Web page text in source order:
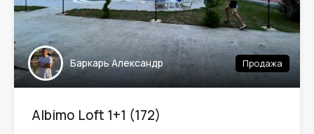
Баркарь Александр Продажа
Albimo Loft 1+1 (172)